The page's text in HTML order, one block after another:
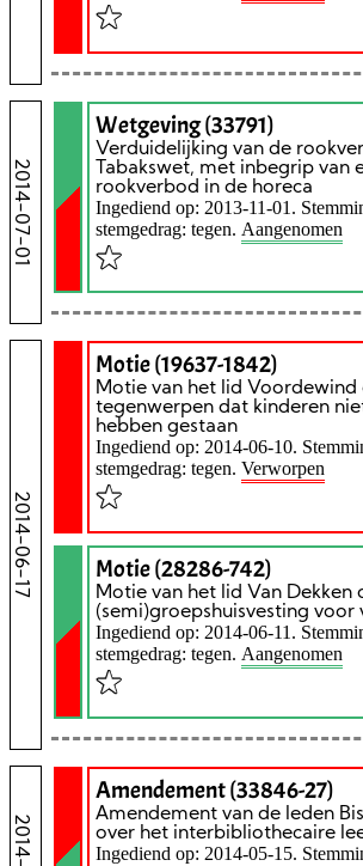
2014-07-01
Wetgeving (33791)
Verduidelijking van de
Tabakswet, met inbegrip van
rookverbod in de horeca
Ingediend op: 2013-11-01.
stemgedrag: tegen. Aangenomen
2014-06-17
Motie (19637-1842)
Motie van het lid Voordewind
tegenwerpen dat kinderen
hebben gestaan
Ingediend op: 2014-06-10.
stemgedrag: tegen. Verworpen
Motie (28286-742)
Motie van het lid Van Dekken
(semi)groepshuisvesting voor
Ingediend op: 2014-06-11.
stemgedrag: tegen. Aangenomen
Amendement (33846-27)
Amendement van de leden
over het interbibliothecaire
Ingediend op: 2014-05-15.